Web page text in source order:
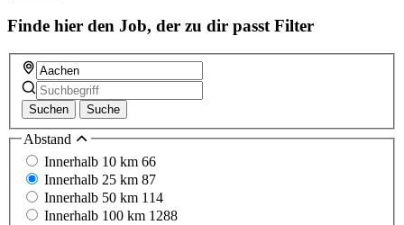
Finde hier den Job, der zu dir passt Filter
Suchen Suche
Abstand
Innerhalb 10 km 66
Innerhalb 25 km 87
Innerhalb 50 km 114
Innerhalb 100 km 1288